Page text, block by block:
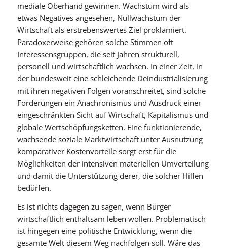
mediale Oberhand gewinnen. Wachstum wird als
etwas Negatives angesehen, Nullwachstum der
Wirtschaft als erstrebenswertes Ziel proklamiert.
Paradoxerweise gehören solche Stimmen oft
Interessensgruppen, die seit Jahren strukturell,
personell und wirtschaftlich wachsen. In einer Zeit, in
der bundesweit eine schleichende Deindustrialisierung
mit ihren negativen Folgen voranschreitet, sind solche
Forderungen ein Anachronismus und Ausdruck einer
eingeschränkten Sicht auf Wirtschaft, Kapitalismus und
globale Wertschöpfungsketten. Eine funktionierende,
wachsende soziale Marktwirtschaft unter Ausnutzung
komparativer Kostenvorteile sorgt erst für die
Möglichkeiten der intensiven materiellen Umverteilung
und damit die Unterstützung derer, die solcher Hilfen
bedürfen.
Es ist nichts dagegen zu sagen, wenn Bürger
wirtschaftlich enthaltsam leben wollen. Problematisch
ist hingegen eine politische Entwicklung, wenn die
gesamte Welt diesem Weg nachfolgen soll. Wäre das